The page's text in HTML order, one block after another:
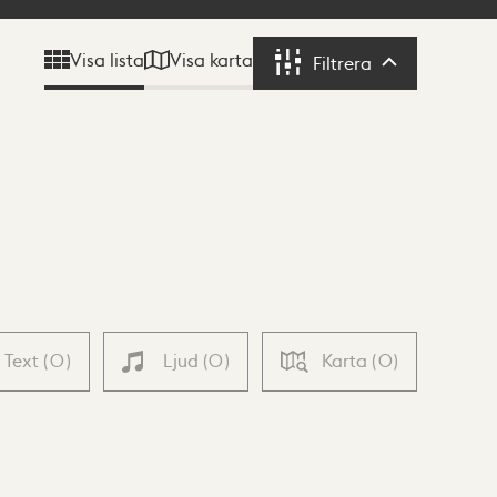
Visa lista Visa karta Filtrera Filtrera
Text (0) Ljud (0) Karta (0)